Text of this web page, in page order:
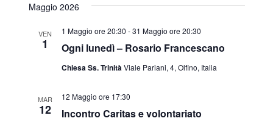
la
Maggio 2026
VEN
1 Ogni lunedì – Rosario Francescano
1 Maggio ore 20:30 -31 Maggio ore 20:30
Chiesa Ss. TrinitàViale Pariani, 4, Olfino, Italia
MAR
12 Incontro Caritas e volontariato
12 Maggio ore 17:30